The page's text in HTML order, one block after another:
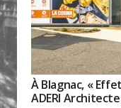
À Blagnac, «
ADERI